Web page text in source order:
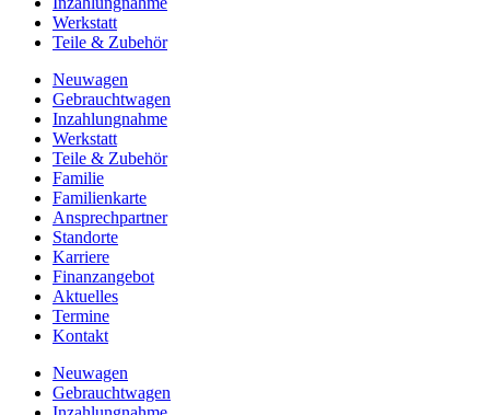
Werkstatt
Teile & Zubehör
Neuwagen
Gebrauchtwagen
Inzahlungnahme
Werkstatt
Teile & Zubehör
Familie
Familienkarte
Ansprechpartner
Standorte
Karriere
Finanzangebot
Aktuelles
Termine
Kontakt
Neuwagen
Gebrauchtwagen